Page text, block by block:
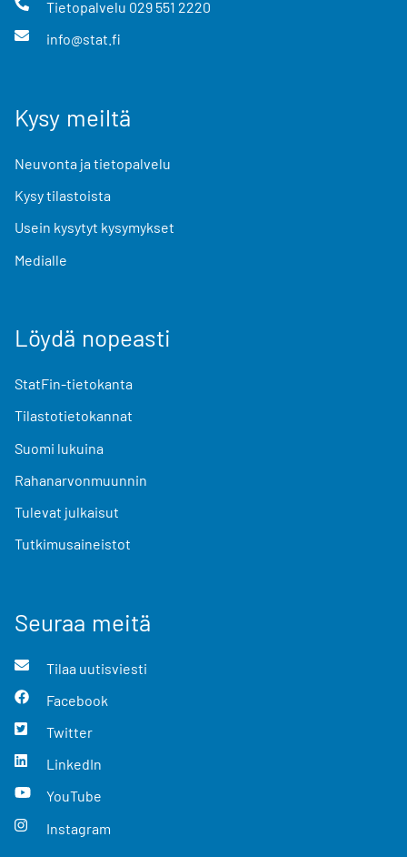
Tietopalvelu 029 551 2220
info@stat.fi
Kysy meiltä
Neuvonta ja tietopalvelu
Kysy tilastoista
Usein kysytyt kysymykset
Medialle
Löydä nopeasti
StatFin-tietokanta
Tilastotietokannat
Suomi lukuina
Rahanarvonmuunnin
Tulevat julkaisut
Tutkimusaineistot
Seuraa meitä
Tilaa uutisviesti
Facebook
Twitter
LinkedIn
YouTube
Instagram